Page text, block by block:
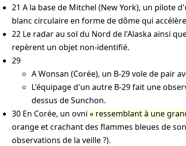
21 A la base de Mitchel (New York), un pilote
blanc circulaire en forme de dôme qui
22 Le radar au sol du Nord de l'Alaska ainsi
repèrent un objet non-identifié.
29
A Wonsan (Corée), un B-29 vole de pair
L'équipage d'un autre B-29 fait une
dessus de Sunchon.
30 En Corée, un ovni ressemblant à une
orange et crachant des flammes bleues de
observations de la veille ?).